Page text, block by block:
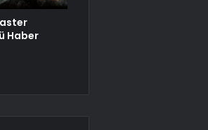
Haber